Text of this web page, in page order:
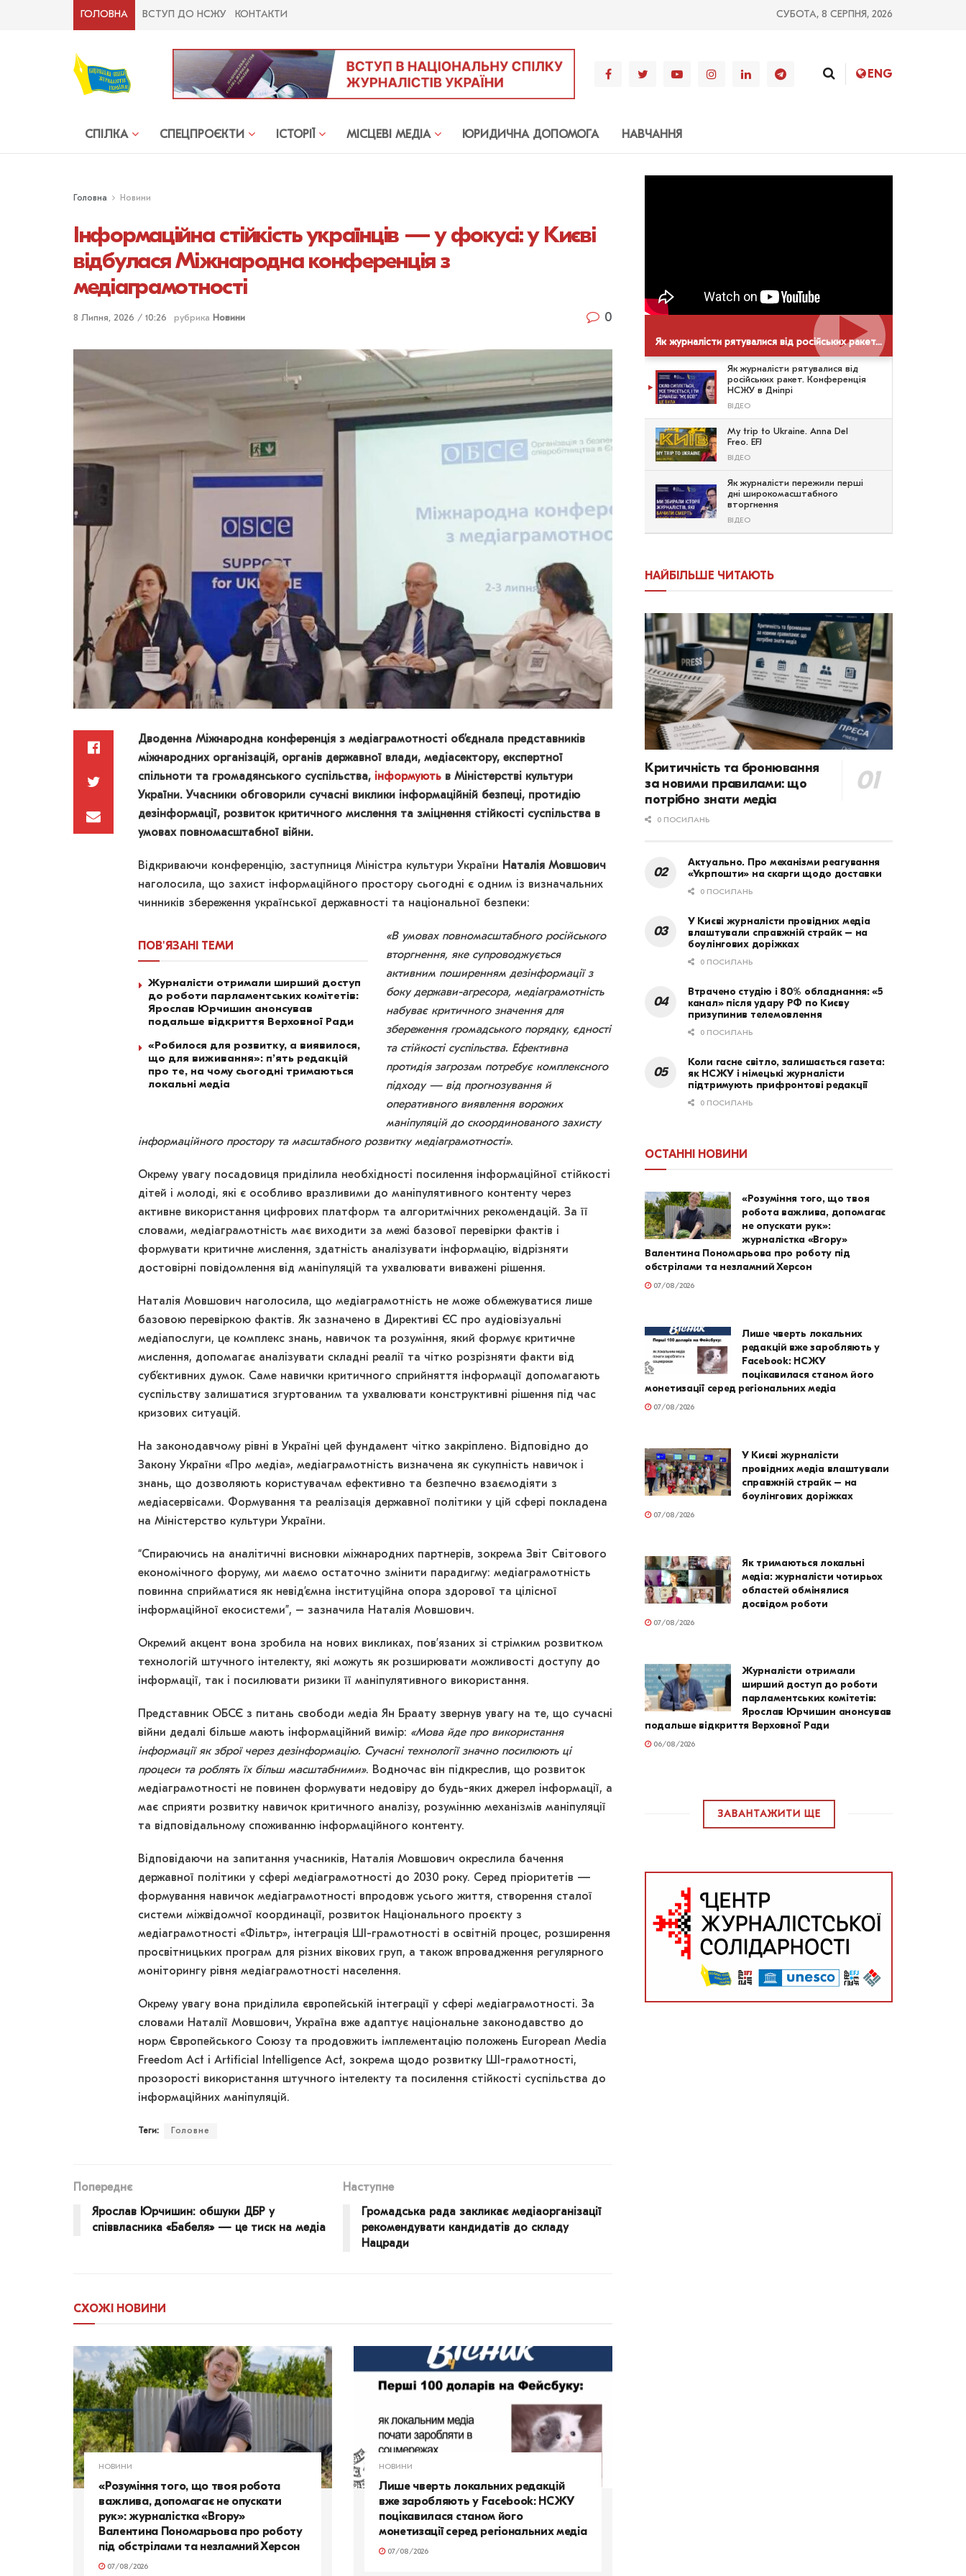
ГОЛОВНА ВСТУП ДО НСЖУ КОНТАКТИ СУБОТА, 8 СЕРПНЯ, 2026
ENG
СПІЛКА СПЕЦПРОЄКТИ ІСТОРІЇ МIСЦЕВI МЕДIА ЮРИДИЧНА ДОПОМОГА НАВЧАННЯ
Головна Новини
Інформаційна стійкість українців — у фокусі: у Києві
відбулася Міжнародна конференція з
медіаграмотності
8 Липня, 2026 / 10:26 рубрика Новини 0
Дводенна Міжнародна конференція з медіаграмотності об’єднала представників
міжнародних організацій, органів державної влади, медіасектору, експертної
спільноти та громадянського суспільства, інформують в Міністерстві культури
України. Учасники обговорили сучасні виклики інформаційній безпеці, протидію
дезінформації, розвиток критичного мислення та зміцнення стійкості суспільства в
умовах повномасштабної війни.
Відкриваючи конференцію, заступниця Міністра культури України Наталія Мовшович
наголосила, що захист інформаційного простору сьогодні є одним із визначальних
чинників збереження української державності та національної безпеки:
ПОВ'ЯЗАНІ ТЕМИ
Журналісти отримали ширший доступ
до роботи парламентських комітетів:
Ярослав Юрчишин анонсував
подальше відкриття Верховної Ради
«Робилося для розвитку, а виявилося,
що для виживання»: п’ять редакцій
про те, на чому сьогодні тримаються
локальні медіа
«В умовах повномасштабного російського
вторгнення, яке супроводжується
активним поширенням дезінформації з
боку держави-агресора, медіаграмотність
набуває критичного значення для
збереження громадського порядку, єдності
та стійкості суспільства. Ефективна
протидія загрозам потребує комплексного
підходу — від прогнозування й
оперативного виявлення ворожих
маніпуляцій до скоординованого захисту
інформаційного простору та масштабного розвитку медіаграмотності».
Окрему увагу посадовиця приділила необхідності посилення інформаційної стійкості
дітей і молоді, які є особливо вразливими до маніпулятивного контенту через
активне використання цифрових платформ та алгоритмічних рекомендацій. За її
словами, медіаграмотність має виходити за межі базової перевірки фактів і
формувати критичне мислення, здатність аналізувати інформацію, відрізняти
достовірні повідомлення від маніпуляцій та ухвалювати виважені рішення.
Наталія Мовшович наголосила, що медіаграмотність не може обмежуватися лише
базовою перевіркою фактів. Як зазначено в Директиві ЄС про аудіовізуальні
медіапослуги, це комплекс знань, навичок та розуміння, який формує критичне
мислення, допомагає аналізувати складні реалії та чітко розрізняти факти від
суб’єктивних думок. Саме навички критичного сприйняття інформації допомагають
суспільству залишатися згуртованим та ухвалювати конструктивні рішення під час
кризових ситуацій.
На законодавчому рівні в Україні цей фундамент чітко закріплено. Відповідно до
Закону України «Про медіа», медіаграмотність визначена як сукупність навичок і
знань, що дозволяють користувачам ефективно та безпечно взаємодіяти з
медіасервісами. Формування та реалізація державної політики у цій сфері покладена
на Міністерство культури України.
“Спираючись на аналітичні висновки міжнародних партнерів, зокрема Звіт Світового
економічного форуму, ми маємо остаточно змінити парадигму: медіаграмотність
повинна сприйматися як невід’ємна інституційна опора здорової та цілісної
інформаційної екосистеми”, – зазначила Наталія Мовшович.
Окремий акцент вона зробила на нових викликах, пов’язаних зі стрімким розвитком
технологій штучного інтелекту, які можуть як розширювати можливості доступу до
інформації, так і посилювати ризики її маніпулятивного використання.
Представник ОБСЄ з питань свободи медіа Ян Браату звернув увагу на те, що сучасні
війни дедалі більше мають інформаційний вимір: «Мова йде про використання
інформації як зброї через дезінформацію. Сучасні технології значно посилюють ці
процеси та роблять їх більш масштабними». Водночас він підкреслив, що розвиток
медіаграмотності не повинен формувати недовіру до будь-яких джерел інформації, а
має сприяти розвитку навичок критичного аналізу, розумінню механізмів маніпуляції
та відповідальному споживанню інформаційного контенту.
Відповідаючи на запитання учасників, Наталія Мовшович окреслила бачення
державної політики у сфері медіаграмотності до 2030 року. Серед пріоритетів —
формування навичок медіаграмотності впродовж усього життя, створення сталої
системи міжвідомчої координації, розвиток Національного проєкту з
медіаграмотності «Фільтр», інтеграція ШІ-грамотності в освітній процес, розширення
просвітницьких програм для різних вікових груп, а також впровадження регулярного
моніторингу рівня медіаграмотності населення.
Окрему увагу вона приділила європейській інтеграції у сфері медіаграмотності. За
словами Наталії Мовшович, Україна вже адаптує національне законодавство до
норм Європейського Союзу та продовжить імплементацію положень European Media
Freedom Act і Artificial Intelligence Act, зокрема щодо розвитку ШІ-грамотності,
прозорості використання штучного інтелекту та посилення стійкості суспільства до
інформаційних маніпуляцій.
Теги: Головне
Попереднє
Ярослав Юрчишин: обшуки ДБР у
співвласника «Бабеля» — це тиск на медіа
Наступне
Громадська рада закликає медіаорганізації
рекомендувати кандидатів до складу
Нацради
СХОЖІ НОВИНИ
НОВИНИ
«Розуміння того, що твоя робота
важлива, допомагає не опускати
рук»: журналістка «Вгору»
Валентина Пономарьова про роботу
під обстрілами та незламний Херсон
07/08/2026
НОВИНИ
Лише чверть локальних редакцій
вже заробляють у Facebook: НСЖУ
поцікавилася станом його
монетизації серед регіональних медіа
07/08/2026
Як журналісти рятувалися від російських ракет. Конференція НСЖУ в Дніпрі
Як журналісти рятувалися від
російських ракет. Конференція
НСЖУ в Дніпрі
ВІДЕО
My trip to Ukraine. Anna Del
Freo. EFJ
ВІДЕО
Як журналісти пережили перші
дні широкомасштабного
вторгнення
ВІДЕО
НАЙБІЛЬШЕ ЧИТАЮТЬ
Критичність та бронювання
за новими правилами: що
потрібно знати медіа
0 ПОСИЛАНЬ
Актуально. Про механізми реагування
«Укрпошти» на скарги щодо доставки
0 ПОСИЛАНЬ
У Києві журналісти провідних медіа
влаштували справжній страйк – на
боулінгових доріжках
0 ПОСИЛАНЬ
Втрачено студію і 80% обладнання: «5
канал» після удару РФ по Києву
призупинив телемовлення
0 ПОСИЛАНЬ
Коли гасне світло, залишається газета:
як НСЖУ і німецькі журналісти
підтримують прифронтові редакції
0 ПОСИЛАНЬ
ОСТАННІ НОВИНИ
«Розуміння того, що твоя
робота важлива, допомагає
не опускати рук»:
журналістка «Вгору»
Валентина Пономарьова про роботу під
обстрілами та незламний Херсон
07/08/2026
Лише чверть локальних
редакцій вже заробляють у
Facebook: НСЖУ
поцікавилася станом його
монетизації серед регіональних медіа
07/08/2026
У Києві журналісти
провідних медіа влаштували
справжній страйк – на
боулінгових доріжках
07/08/2026
Як тримаються локальні
медіа: журналісти чотирьох
областей обмінялися
досвідом роботи
07/08/2026
Журналісти отримали
ширший доступ до роботи
парламентських комітетів:
Ярослав Юрчишин анонсував
подальше відкриття Верховної Ради
06/08/2026
ЗАВАНТАЖИТИ ЩЕ